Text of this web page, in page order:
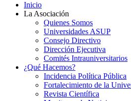
Inicio
La Asociación
Quienes Somos
Universidades ASUP
Consejo Directivo
Dirección Ejecutiva
Comités Intrauniversitarios
¿Qué Hacemos?
Incidencia Política Pública
Fortalecimiento de la
Revista Científica